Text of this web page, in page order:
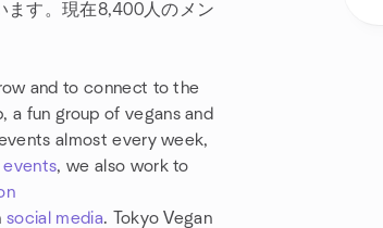
ます。現在8,400人のメン
and to connect to the
a fun group of vegans and
almost every week,
events, we also work to
social media. Tokyo Vegan